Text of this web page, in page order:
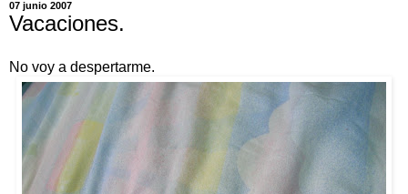
07 junio 2007
Vacaciones.
No voy a despertarme.